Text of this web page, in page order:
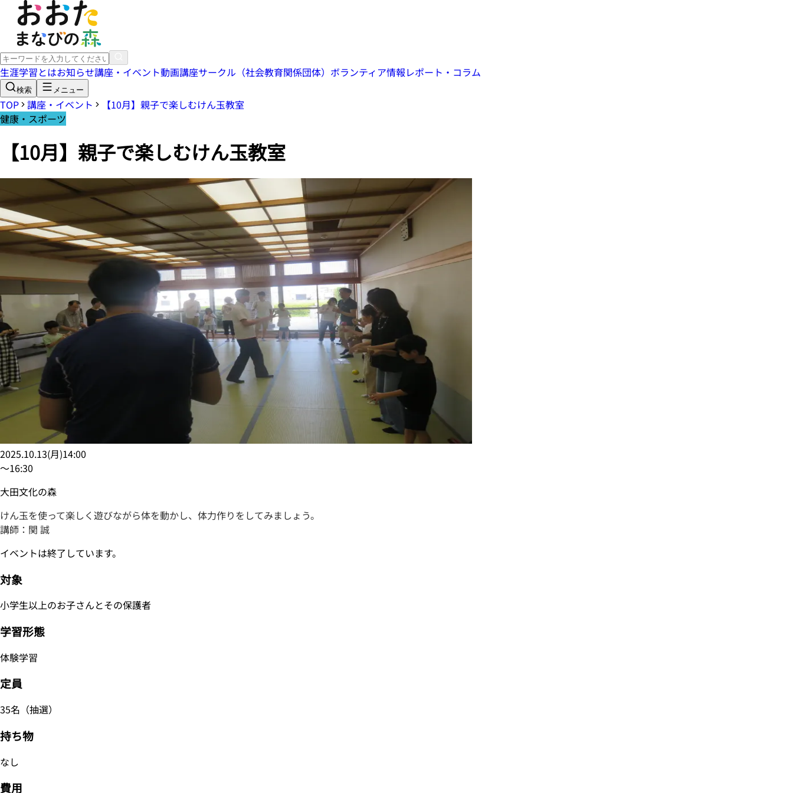
生涯学習とはお知らせ講座・イベント動画講座サークル（社会教育関係団体） ボランティア情報レポート・コラム
検索 メニュー
TOP 講座・イベント
【10月】親子で楽しむけん玉教室
健康・スポーツ
【10月】親子で楽しむけん玉教室
2025.10.13(月)14:00
〜16:30
大田文化の森
けん玉を使って楽しく遊びながら体を動かし、体力作りをしてみましょう。
講師：関 誠
イベントは終了しています。
対象
小学生以上のお子さんとその保護者
学習形態
体験学習
定員
35名（抽選）
持ち物
なし
費用